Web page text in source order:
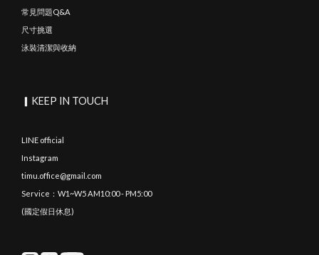
常見問題Q&A
尺寸挑選
泳裝清潔與收納
▎KEEP IN TOUCH
LINE official
Instagram
timu.office@gmail.com
Service：W1~W5 AM10:00 - PM5:00
(國定假日休息)